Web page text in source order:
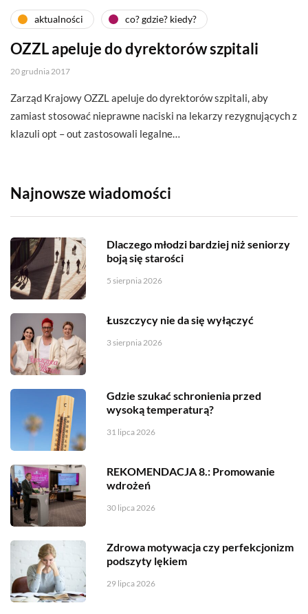
aktualności co? gdzie? kiedy?
OZZL apeluje do dyrektorów szpitali
20 grudnia 2017
Zarząd Krajowy OZZL apeluje do dyrektorów szpitali, aby
zamiast stosować nieprawne naciski na lekarzy rezygnujących z
klazuli opt – out zastosowali legalne…
Najnowsze wiadomości
Dlaczego młodzi bardziej niż seniorzy
boją się starości
5 sierpnia 2026
Łuszczycy nie da się wyłączyć
3 sierpnia 2026
Gdzie szukać schronienia przed
wysoką temperaturą?
31 lipca 2026
REKOMENDACJA 8.: Promowanie
wdrożeń
30 lipca 2026
Zdrowa motywacja czy perfekcjonizm
podszyty lękiem
29 lipca 2026